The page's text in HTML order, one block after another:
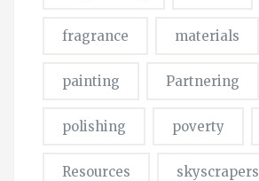
fragrance materials
painting Partnering
polishing poverty
Resources skyscrapers